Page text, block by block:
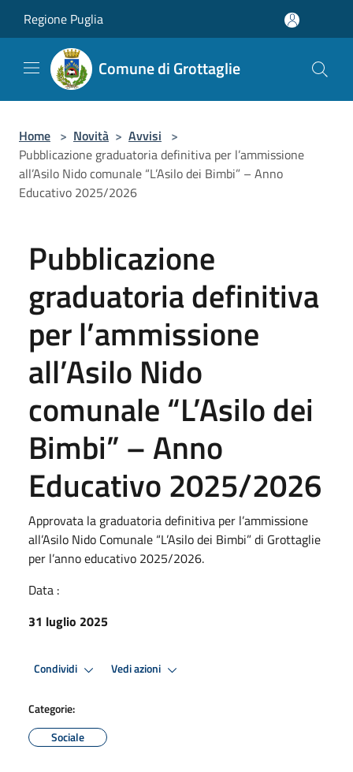
Regione Puglia
Comune di Grottaglie
Home > Novità > Avvisi >
Pubblicazione graduatoria definitiva per l’ammissione
all’Asilo Nido comunale “L’Asilo dei Bimbi” – Anno
Educativo 2025/2026
Pubblicazione
graduatoria definitiva
per l’ammissione
all’Asilo Nido
comunale “L’Asilo dei
Bimbi” – Anno
Educativo 2025/2026
Approvata la graduatoria definitiva per l’ammissione
all’Asilo Nido Comunale “L’Asilo dei Bimbi” di Grottaglie
per l’anno educativo 2025/2026.
Data :
31 luglio 2025
Condividi Vedi azioni
Categorie:
Sociale